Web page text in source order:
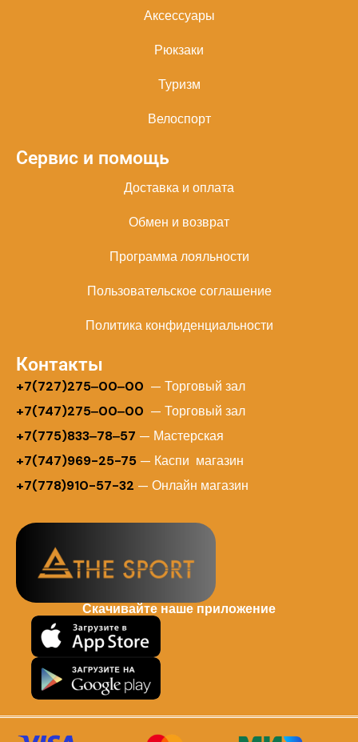
Аксессуары
Рюкзаки
Туризм
Велоспорт
Сервис и помощь
Доставка и оплата
Обмен и возврат
Программа лояльности
Пользовательское соглашение
Политика конфиденциальности
Контакты
+7(727)275‒00‒00 — Торговый зал
+7(747)275‒00‒00 — Торговый зал
+7(775)833‒78‒57 — Мастерская
+7(747)969-25-75 — Каспи магазин
+7(778)910-57-32 — Онлайн магазин
Скачивайте наше приложение